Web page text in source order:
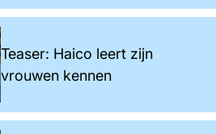
Teaser: Haico leert zijn
vrouwen kennen